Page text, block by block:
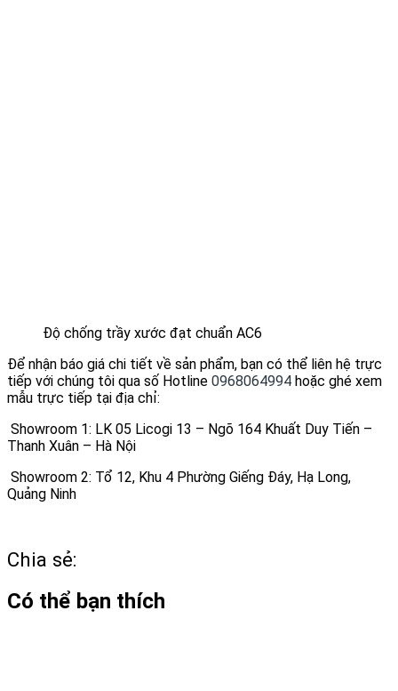
Độ chống trầy xước đạt chuẩn AC6
Để nhận báo giá chi tiết về sản phẩm, bạn có thể liên hệ trực
tiếp với chúng tôi qua số Hotline 0968064994 hoặc ghé xem
mẫu trực tiếp tại địa chỉ:
Showroom 1: LK 05 Licogi 13 – Ngõ 164 Khuất Duy Tiến –
Thanh Xuân – Hà Nội
Showroom 2: Tổ 12, Khu 4 Phường Giếng Đáy, Hạ Long,
Quảng Ninh
Chia sẻ:
Có thể bạn thích